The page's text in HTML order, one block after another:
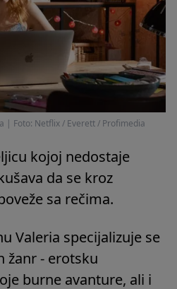
| Foto: Netflix / Everett / Profimedia
kojoj nedostaje
da se kroz
sa rečima.
Valeria specijalizuje se
žanr - erotsku
burne avanture, ali i